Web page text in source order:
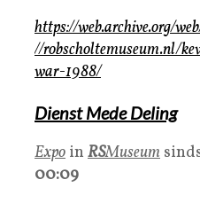
https://web.archive.org/
//robscholtemuseum.nl/
war-1988/
Dienst Mede Deling
Expo in RSMuseum
00:09